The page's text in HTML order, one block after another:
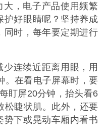
，电子产品使用频繁
护好眼睛呢？坚持养成
同时，每年要定期进行
连续近距离用眼，用
。在看电子屏幕时，要
盯屏20分钟，抬头看6
松睫状肌。此外，还要
势下或晃动车厢内看书